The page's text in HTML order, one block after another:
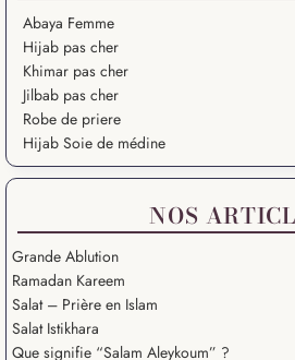
Abaya Femme
Hijab pas cher
Khimar pas cher
Jilbab pas cher
Robe de priere
Hijab Soie de médine
NOS
Grande Ablution
Ramadan Kareem
Salat – Prière en Islam
Salat Istikhara
Que signifie “Salam Aleykoum” ?